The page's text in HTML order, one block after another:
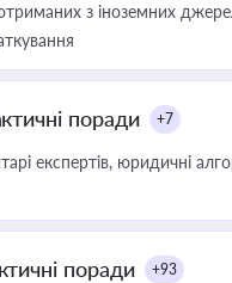
з іноземних
поради +7
експертів, юридичні
поради +93